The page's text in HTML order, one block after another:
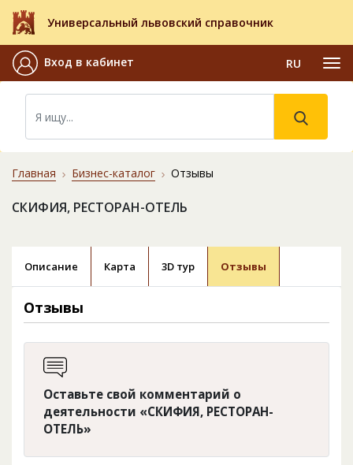
Универсальный львовский справочник
Вход в кабинет RU
Главная Бизнес-каталог Отзывы
СКИФИЯ, РЕСТОРАН-ОТЕЛЬ
Описание Карта 3D тур Отзывы
Отзывы
Оставьте свой комментарий о
деятельности «СКИФИЯ, РЕСТОРАН-
ОТЕЛЬ»